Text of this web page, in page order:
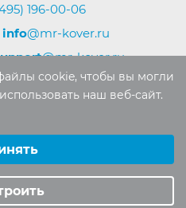
196-00-06
info@mr-kover.ru
@mr-kover.ru
Воспроизведение
cookie, чтобы вы могли
наш веб-сайт.